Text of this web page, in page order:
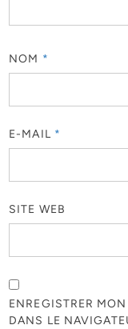
NOM *
E-MAIL *
SITE WEB
ENREGISTRER
DANS LE